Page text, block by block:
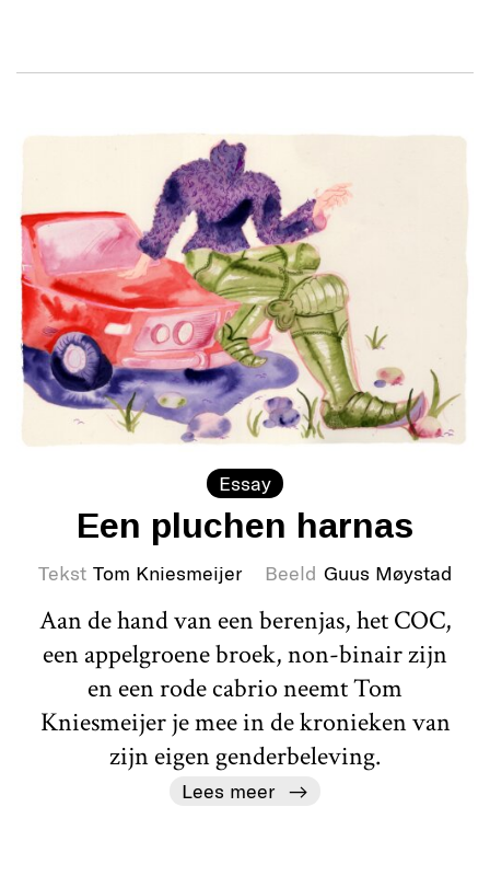
Essay
Een pluchen harnas
Tekst Tom Kniesmeijer Beeld Guus Møystad
Aan de hand van een berenjas, het COC,
een appelgroene broek, non-binair zijn
en een rode cabrio neemt Tom
Kniesmeijer je mee in de kronieken van
zijn eigen genderbeleving.
Lees meer